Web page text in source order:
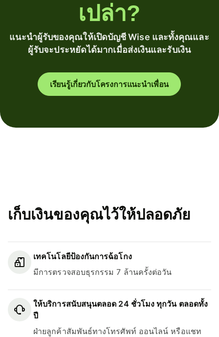
เปล่า?
แนะนำผู้รับของคุณให้เปิดบัญชี Wise และทั้งคุณและ
ผู้รับจะประหยัดได้มากเมื่อส่งเงินและรับเงิน
เรียนรู้เกี่ยวกับโครงการแนะนำเพื่อน
เก็บเงินของคุณไว้ให้ปลอดภัย
เทคโนโลยีป้องกันการฉ้อโกง
มีการตรวจสอบธุรกรรม 7 ล้านครั้งต่อวัน
ให้บริการสนับสนุนตลอด 24 ชั่วโมง ทุกวัน ตลอดทั้ง
ปี
ฝ่ายลูกค้าสัมพันธ์ทางโทรศัพท์ ออนไลน์ หรือแชท